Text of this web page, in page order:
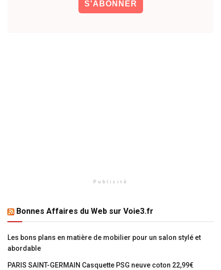
Publicité
Bonnes Affaires du Web sur Voie3.fr
Les bons plans en matière de mobilier pour un salon stylé et
abordable
PARIS SAINT-GERMAIN Casquette PSG neuve coton 22,99€